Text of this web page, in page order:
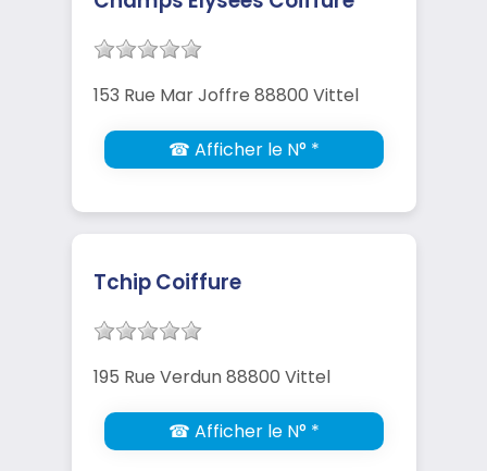
153 Rue Mar Joffre 88800 Vittel
☎ Afficher le N° *
Tchip Coiffure
195 Rue Verdun 88800 Vittel
☎ Afficher le N° *